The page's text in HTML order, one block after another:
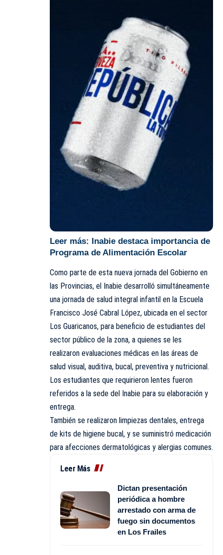
Leer más: Inabie destaca importancia de
Programa de Alimentación Escolar
Como parte de esta nueva jornada del Gobierno en
las Provincias, el Inabie desarrolló simultáneamente
una jornada de salud integral infantil en la Escuela
Francisco José Cabral López, ubicada en el sector
Los Guaricanos, para beneficio de estudiantes del
sector público de la zona, a quienes se les
realizaron evaluaciones médicas en las áreas de
salud visual, auditiva, bucal, preventiva y nutricional.
Los estudiantes que requirieron lentes fueron
referidos a la sede del Inabie para su elaboración y
entrega.
También se realizaron limpiezas dentales, entrega
de kits de higiene bucal, y se suministró medicación
para afecciones dermatológicas y alergias comunes.
Leer Más
Dictan presentación
periódica a hombre
arrestado con arma de
fuego sin documentos
en Los Frailes